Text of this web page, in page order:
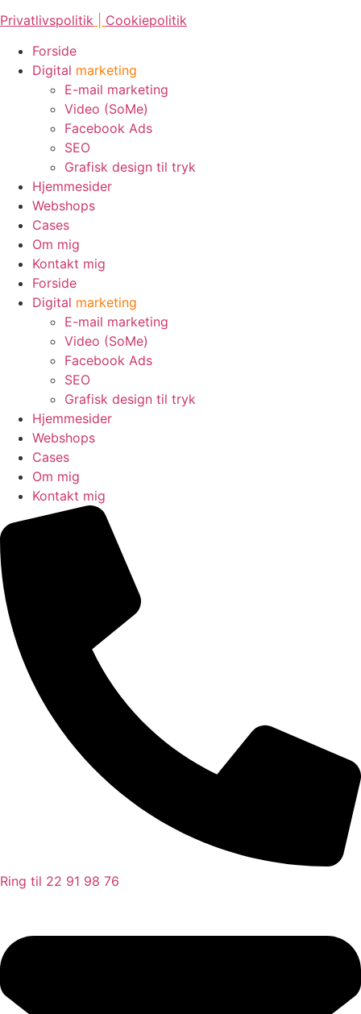
Privatlivspolitik
Cookiepolitik
Forside
Digital marketing
E-mail marketing
Video (SoMe)
Facebook Ads
SEO
Grafisk design til tryk
Hjemmesider
Webshops
Cases
Om mig
Kontakt mig
Forside
Digital marketing
E-mail marketing
Video (SoMe)
Facebook Ads
SEO
Grafisk design til tryk
Hjemmesider
Webshops
Cases
Om mig
Kontakt mig
Ring til 22 91 98 76